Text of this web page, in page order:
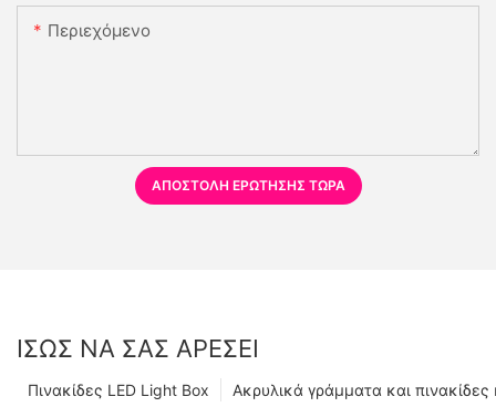
Περιεχόμενο
ΑΠΟΣΤΟΛΉ ΕΡΏΤΗΣΗΣ ΤΏΡΑ
ΊΣΩΣ ΝΑ ΣΑΣ ΑΡΈΣΕΙ
Ακρυλικά γράμματα και
Πινακίδες LED Light Box